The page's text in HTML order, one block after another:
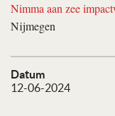
Datum
12-06-2024
Nimma aan zee
Nijmegen